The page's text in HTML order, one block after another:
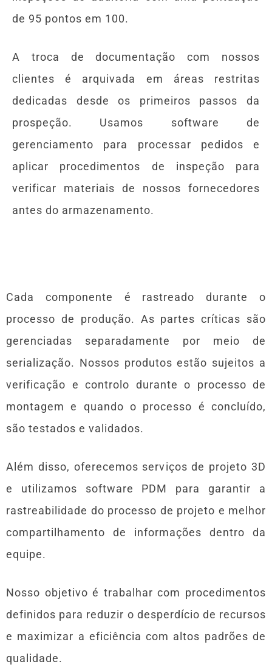
de 95 pontos em 100.
A troca de documentação com nossos
clientes é arquivada em áreas restritas
dedicadas desde os primeiros passos da
prospeção. Usamos software de
gerenciamento para processar pedidos e
aplicar procedimentos de inspeção para
verificar materiais de nossos fornecedores
antes do armazenamento.
Cada componente é rastreado durante o
processo de produção. As partes críticas são
gerenciadas separadamente por meio de
serialização. Nossos produtos estão sujeitos a
verificação e controlo durante o processo de
montagem e quando o processo é concluído,
são testados e validados.
Além disso, oferecemos serviços de projeto 3D
e utilizamos software PDM para garantir a
rastreabilidade do processo de projeto e melhor
compartilhamento de informações dentro da
equipe.
Nosso objetivo é trabalhar com procedimentos
definidos para reduzir o desperdício de recursos
e maximizar a eficiência com altos padrões de
qualidade.